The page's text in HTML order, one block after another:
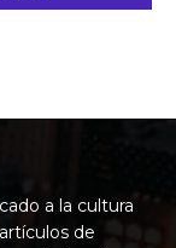
a la cultura
de